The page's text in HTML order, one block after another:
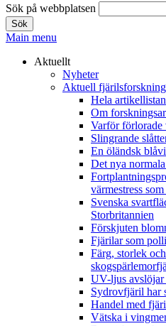
Sök på webbplatsen
Main menu
Aktuellt
Nyheter
Aktuell fjärilsforskning
Hela artikellistan
Om
Varför förlorade
Slingrande
En öländsk
Det nya
värmestress
Svenska
Storbritannien
Förskjuten
Fjärilar som
Färg, storlek
UV-ljus avslöjar
Sydrovfjäril har
Handel med
Vätska i